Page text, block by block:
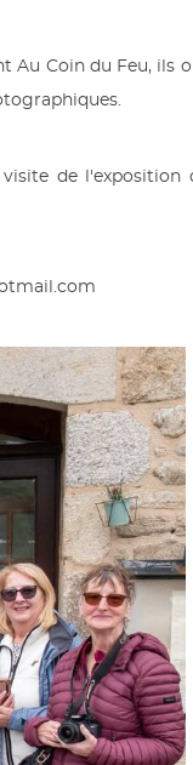
Au Coin du Feu, ils
de l'exposition